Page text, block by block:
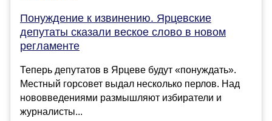
Понуждение к извинению. Ярцевские
депутаты сказали веское слово в новом
регламенте
Теперь депутатов в Ярцеве будут «понуждать».
Местный горсовет выдал несколько перлов. Над
нововведениями размышляют избиратели и
журналисты...